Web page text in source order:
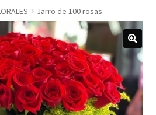
Jarro de 100 rosas